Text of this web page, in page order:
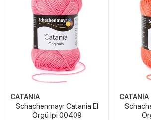
CATANİA
Schachenmayr Catania El
Örgü İpi 00409
CATANİA